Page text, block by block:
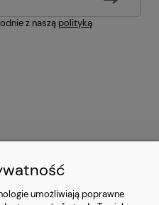
z naszą polityką
umożliwiają poprawne